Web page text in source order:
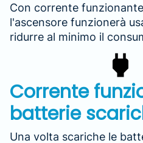
Con corrente
l'ascensore funzionerà
ridurre al minimo il
Corrente
batterie
Una volta scariche le